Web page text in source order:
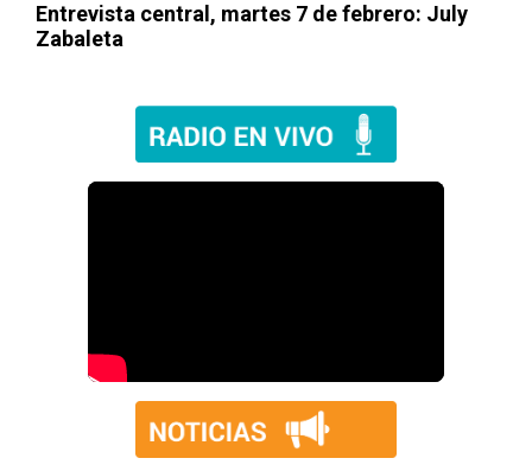
Entrevista central, martes 7 de febrero: July
Zabaleta